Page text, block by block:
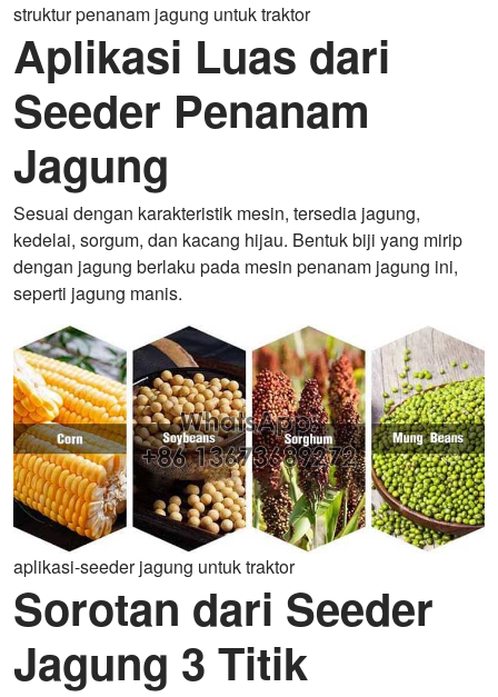
struktur penanam jagung untuk traktor
Aplikasi Luas dari
Seeder Penanam
Jagung
Sesuai dengan karakteristik mesin, tersedia jagung,
kedelai, sorgum, dan kacang hijau. Bentuk biji yang mirip
dengan jagung berlaku pada mesin penanam jagung ini,
seperti jagung manis.
aplikasi-seeder jagung untuk traktor
Sorotan dari Seeder
Jagung 3 Titik